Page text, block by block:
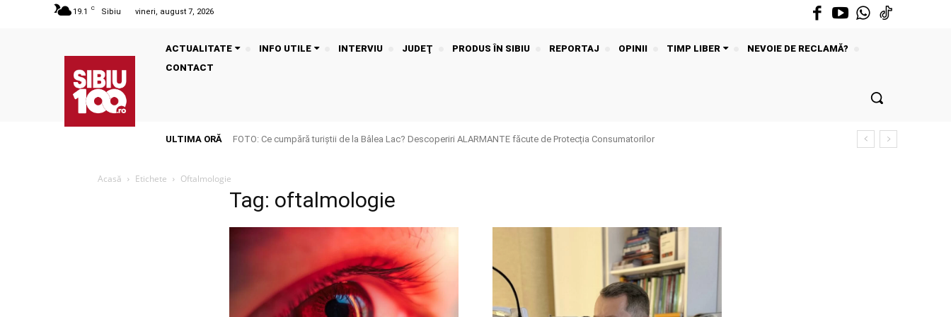
19.1 C Sibiu vineri, august 7, 2026
ACTUALITATE INFO UTILE INTERVIU JUDEŢ PRODUS ÎN SIBIU REPORTAJ OPINII TIMP LIBER
NEVOIE DE RECLAMĂ?
CONTACT
ULTIMA ORĂ FOTO: Ce cumpără turiștii de la Bâlea Lac? Descoperiri ALARMANTE făcute de Protecția Consumatorilor
Acasă Etichete Oftalmologie
Tag: oftalmologie